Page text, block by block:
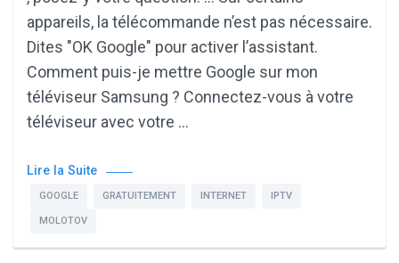
appareils, la télécommande n’est pas nécessaire.
Dites "OK Google" pour activer l’assistant.
Comment puis-je mettre Google sur mon
téléviseur Samsung ? Connectez-vous à votre
téléviseur avec votre …
Lire la Suite
GOOGLE GRATUITEMENT INTERNET IPTV
MOLOTOV